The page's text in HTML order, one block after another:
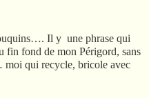
Il y une phrase qui
fin fond de mon Périgord, sans
moi qui recycle, bricole avec